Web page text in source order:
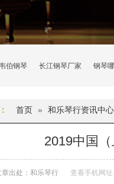
伯钢琴 长江钢琴厂家 钢琴
首页 » 和乐琴行资讯中心
2019中国
章出处：和乐琴行 查看手机网址